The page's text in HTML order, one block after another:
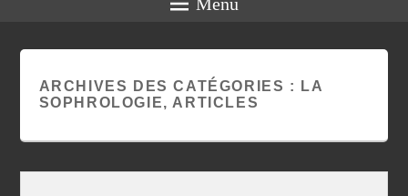
ARCHIVES DES CATÉGORIES :
LA
SOPHROLOGIE, ARTICLES